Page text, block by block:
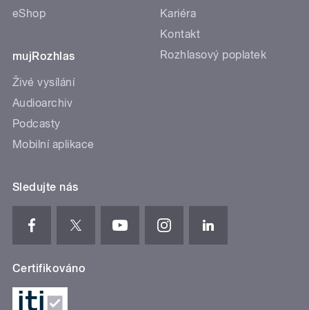
eShop
mujRozhlas
Živé vysílání
Audioarchiv
Podcasty
Mobilní aplikace
Kariéra
Kontakt
Rozhlasový poplatek
Sledujte nás
Certifikováno